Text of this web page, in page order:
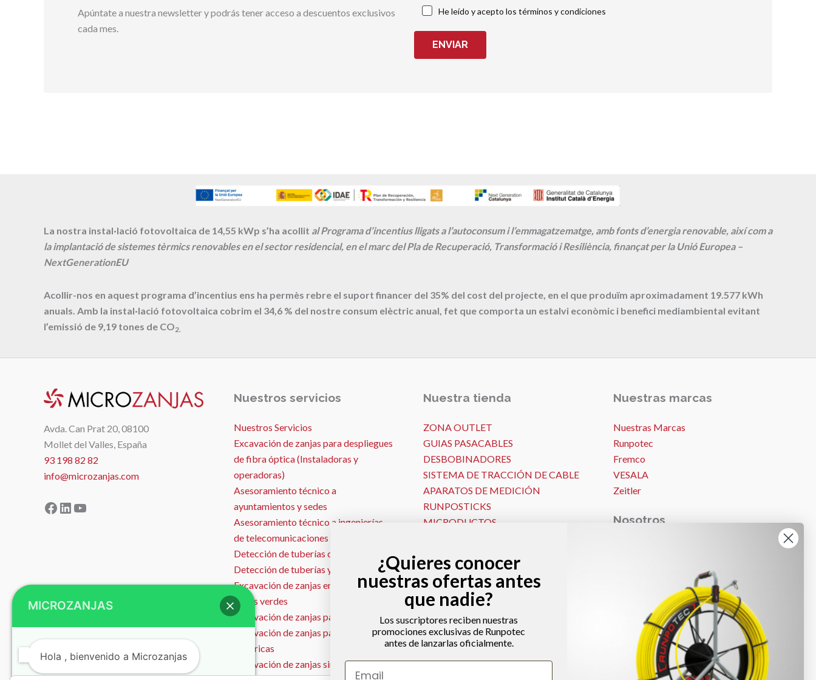
Apúntate a nuestra newsletter y podrás tener acceso a descuentos exclusivos
cada mes.
He leído y acepto los términos y condiciones
ENVIAR
La nostra instal·lació fotovoltaica de 14,55 kWp s’ha acollit al Programa d’incentius lligats a l’autoconsum i l’emmagatzematge, amb fonts d’energia renovable, així com a
la implantació de sistemes tèrmics renovables en el sector residencial, en el marc del Pla de Recuperació, Transformació i Resiliència, finançat per la Unió Europea –
NextGenerationEU
Acollir-nos en aquest programa d’incentius ens ha permès rebre el suport financer del 35% del cost del projecte, en el que produïm aproximadament 19.577 kWh
anuals. Amb la instal·lació fotovoltaica cobrim el 34,6 % del nostre consum elèctric anual, fet que comporta un estalvi econòmic i benefici mediambiental evitant
l’emissió de 9,19 tones de CO2.
Avda. Can Prat 20, 08100
Mollet del Valles, España
93 198 82 82
info@microzanjas.com
Facebook
LinkedIn
YouTube
Nuestros servicios
Nuestros Servicios
Excavación de zanjas para despliegues
de fibra óptica (Instaladoras y
operadoras)
Asesoramiento técnico a
ayuntamientos y sedes
Asesoramiento técnico a ingenierías
de telecomunicaciones
Detección de tuberías con Georadar
Detección de tuberías y conductos
Excavación de zanjas en jardines y
zonas verdes
Excavación de zanjas para gas natural
Excavación de zanjas para redes
eléctricas
Excavación de zanjas sin escombros –
Nuestra tienda
ZONA OUTLET
GUIAS PASACABLES
DESBOBINADORES
SISTEMA DE TRACCIÓN DE CABLE
APARATOS DE MEDICIÓN
RUNPOSTICKS
MICRODUCTOS
MALLA TEXTIL
MÁQUINAS DE SOPLADO
SEÑALIZACIÓN VIAL
Nuestras marcas
Nuestras Marcas
Runpotec
Fremco
VESALA
Zeitler
Nosotros
Ayuda – Preguntas Frecuentes (FAQ)
MICROZANJAS
Hola , bienvenido a Microzanjas
¿Quieres conocer
nuestras ofertas antes
que nadie?
Los suscriptores reciben nuestras
promociones exclusivas de Runpotec
antes de lanzarlas oficialmente.
Email